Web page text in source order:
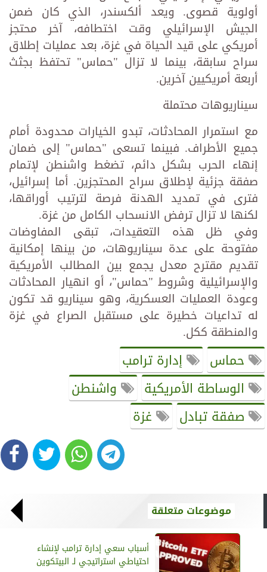
أولوية قصوى. ويعد ألكسندر، الذي كان ضمن
الجيش الإسرائيلي وقت اختطافه، آخر محتجز
أمريكي على قيد الحياة في غزة، بعد عمليات إطلاق
سراح سابقة، بينما لا تزال "حماس" تحتفظ بجثث
أربعة أمريكيين آخرين.
سيناريوهات محتملة
مع استمرار المحادثات، تبدو الخيارات محدودة أمام
جميع الأطراف. فبينما تسعى "حماس" إلى ضمان
إنهاء الحرب بشكل دائم، تضغط واشنطن لإتمام
صفقة جزئية لإطلاق سراح المحتجزين. أما إسرائيل،
فترى في تمديد الهدنة فرصة لترتيب أوراقها،
لكنها لا تزال ترفض الانسحاب الكامل من غزة.
وفي ظل هذه التعقيدات، تبقى المفاوضات
مفتوحة على عدة سيناريوهات، من بينها إمكانية
تقديم مقترح معدل يجمع بين المطالب الأمريكية
والإسرائيلية وشروط "حماس"، أو انهيار المحادثات
وعودة العمليات العسكرية، وهو سيناريو قد تكون
له تداعيات خطيرة على مستقبل الصراع في غزة
والمنطقة ككل.
حماس
إدارة ترامب
الوساطة الأمريكية
واشنطن
صفقة تبادل
غزة
موضوعات متعلقة
أسباب سعي إدارة ترامب لإنشاء
احتياطي استراتيجي لـ البيتكوين